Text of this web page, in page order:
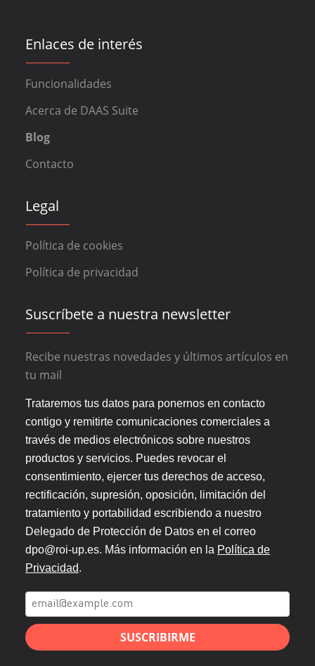
Enlaces de interés
Funcionalidades
Acerca de DAAS Suite
Blog
Contacto
Legal
Política de cookies
Política de privacidad
Suscríbete a nuestra newsletter
Recibe nuestras novedades y últimos artículos en
tu mail
Trataremos tus datos para ponernos en contacto
contigo y remitirte comunicaciones comerciales a
través de medios electrónicos sobre nuestros
productos y servicios. Puedes revocar el
consentimiento, ejercer tus derechos de acceso,
rectificación, supresión, oposición, limitación del
tratamiento y portabilidad escribiendo a nuestro
Delegado de Protección de Datos en el correo
dpo@roi-up.es. Más información en la Política de
Privacidad.
SUSCRIBIRME